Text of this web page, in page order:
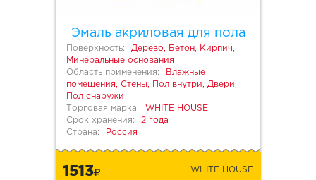
Эмаль акриловая для пола
Поверхность:
Дерево, Бетон, Кирпич,
Минеральные основания
Область применения:
Влажные
помещения, Стены, Пол внутри, Двери,
Пол снаружи
Торговая марка:
WHITE HOUSE
Срок хранения:
2 года
Страна:
Россия
1513 WHITE HOUSE